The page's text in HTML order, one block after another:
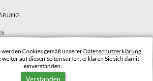
Cookies gemäß unserer Datenschutzerklärung
auf diesen Seiten surfen, erklären Sie sich damit
einverstanden.
Verstanden
NACH OBEN